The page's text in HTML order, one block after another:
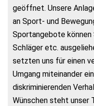
geöffnet. Unsere
an Sport- und
Sportangebote
Schläger etc.
setzten uns für einen
Umgang miteinander
diskriminierenden
Wünschen steht unser